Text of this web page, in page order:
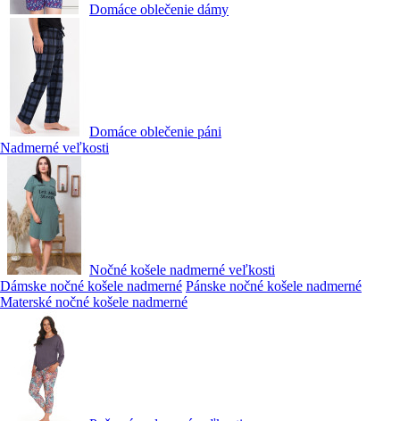
Domáce oblečenie dámy
Domáce oblečenie páni
Nadmerné veľkosti
Nočné košele nadmerné veľkosti
Dámske nočné košele nadmerné Pánske nočné košele nadmerné
Materské nočné košele nadmerné